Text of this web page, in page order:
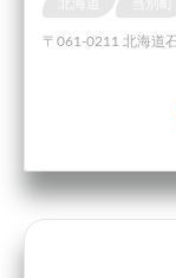
〒061-0211 北海道